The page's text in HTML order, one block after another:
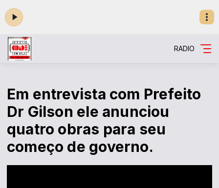
RADIO
Em entrevista com Prefeito
Dr Gilson ele anunciou
quatro obras para seu
começo de governo.